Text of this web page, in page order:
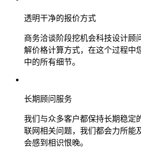
透明干净的报价方式
商务洽谈阶段挖机会科技设计顾
解价格计算方式，在这个过程中
中的所有细节。
长期顾问服务
我们与众多客户都保持长期稳定
联网相关问题，我们都会力所能
会感到相识恨晚。